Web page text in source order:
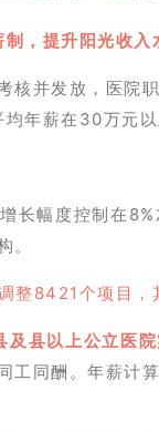
，提升阳光收
并发放，医院
年薪在30万元
长幅度控制在
。
整8421个项目，
县以上公立医
同酬。年薪计